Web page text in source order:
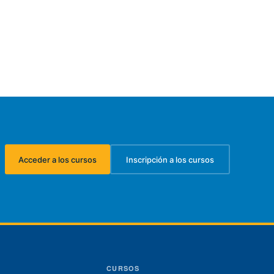
Acceder a los cursos
(se abre en una nueva pestaña)
Inscripción a los cursos
(se abre en una nueva
CURSOS